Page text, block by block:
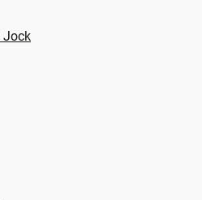
Jock